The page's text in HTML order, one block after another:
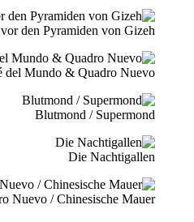
den Pyramiden von Gizeh
del Mundo & Quadro Nuevo
Blutmond / Supermond
Die Nachtigallen
Nuevo / Chinesische Mauer